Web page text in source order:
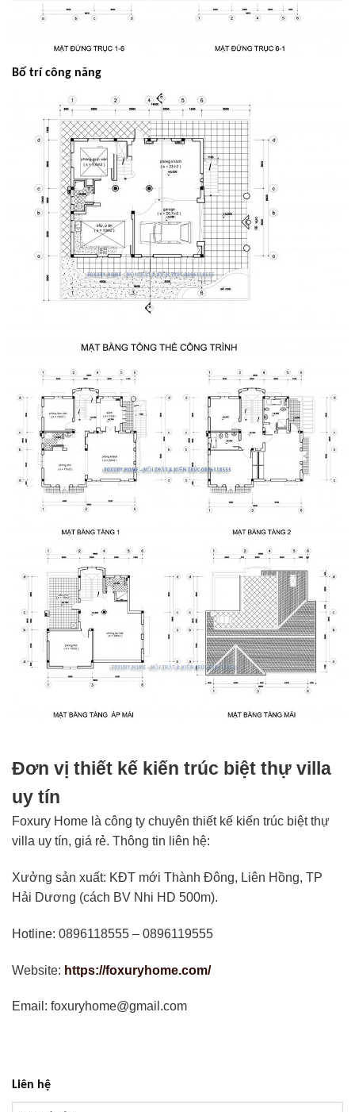
Bố trí công năng
Đơn vị thiết kế kiến trúc biệt thự villa
uy tín
Foxury Home là công ty chuyên thiết kế kiến trúc biệt thự
villa uy tín, giá rẻ. Thông tin liên hệ:
Xưởng sản xuất: KĐT mới Thành Đông, Liên Hồng, TP
Hải Dương (cách BV Nhi HD 500m).
Hotline: 0896118555 – 0896119555
Website: https://foxuryhome.com/
Email: foxuryhome@gmail.com
Liên hệ